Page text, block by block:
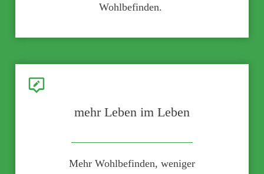
Wohlbefinden.
mehr Leben im Leben
Mehr Wohlbefinden, weniger